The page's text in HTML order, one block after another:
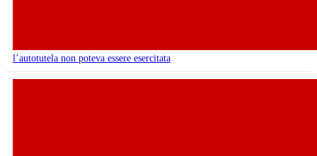
l’autotutela non poteva essere esercitata